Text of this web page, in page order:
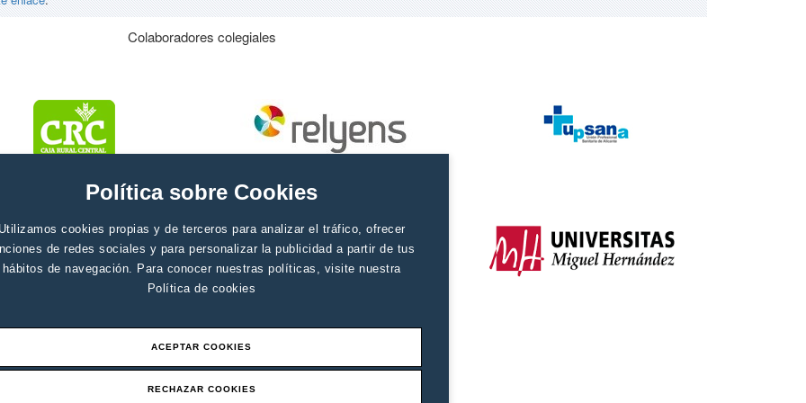
Política sobre Cookies
cookies propias y de terceros para analizar el tráfico, ofrecer
de redes sociales y para personalizar la publicidad a partir de tus
hábitos de navegación. Para conocer nuestras políticas, visite nuestra
Política de cookies
ACEPTAR COOKIES
RECHAZAR COOKIES
Colaboradores colegiales